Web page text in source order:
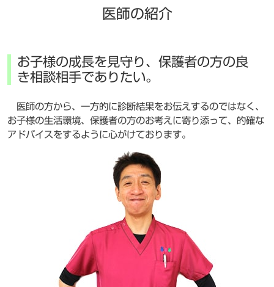
医師の紹介
お子様の成長を見守り、 保護者の方の良
き相談相手でありたい。
医師の方から、一方的に診断結果をお伝えするのではなく、
お子様の生活環境、保護者の方のお考えに寄り添って、的確な
アドバイスをするように心がけております。